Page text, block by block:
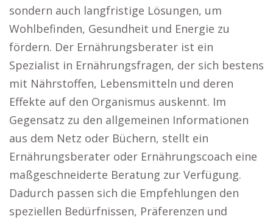
sondern auch langfristige Lösungen, um
Wohlbefinden, Gesundheit und Energie zu
fördern. Der Ernährungsberater ist ein
Spezialist in Ernährungsfragen, der sich bestens
mit Nährstoffen, Lebensmitteln und deren
Effekte auf den Organismus auskennt. Im
Gegensatz zu den allgemeinen Informationen
aus dem Netz oder Büchern, stellt ein
Ernährungsberater oder Ernährungscoach eine
maßgeschneiderte Beratung zur Verfügung.
Dadurch passen sich die Empfehlungen den
speziellen Bedürfnissen, Präferenzen und